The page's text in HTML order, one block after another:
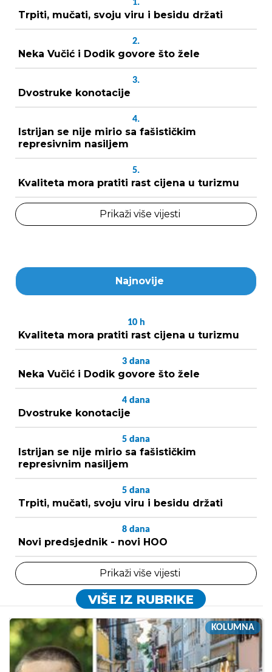
1.
Trpiti, mučati, svoju viru i besidu držati
2.
Neka Vučić i Dodik govore što žele
3.
Dvostruke konotacije
4.
Istrijan se nije mirio sa fašističkim
represivnim nasiljem
5.
Kvaliteta mora pratiti rast cijena u turizmu
Prikaži više vijesti
Najnovije
10 h
Kvaliteta mora pratiti rast cijena u turizmu
3 dana
Neka Vučić i Dodik govore što žele
4 dana
Dvostruke konotacije
5 dana
Istrijan se nije mirio sa fašističkim
represivnim nasiljem
5 dana
Trpiti, mučati, svoju viru i besidu držati
8 dana
Novi predsjednik - novi HOO
Prikaži više vijesti
VIŠE IZ RUBRIKE
KOLUMNA